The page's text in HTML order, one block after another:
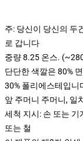
주: 당신이 당신의 두
로 갑니다
중량 8.25 온스.
단단한 색깔은 80%
30% 폴리에스테입니
앞 주머니 주머니, 일
세척 지시: 손 또는 기
또는 철